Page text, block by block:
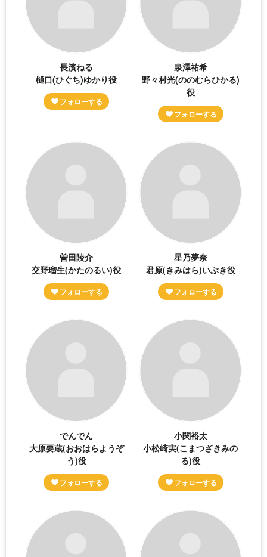
長濱ねる
樋口(ひぐち)ゆかり役
泉澤祐希
野々村光(ののむらひかる)
役
曽田陵介
交野瑠生(かたのるい)役
星乃夢奈
君原(きみはら)いぶき役
でんでん
大原要蔵(おおはらようぞ
う)役
小関裕太
小松崎実(こまつざきみの
る)役